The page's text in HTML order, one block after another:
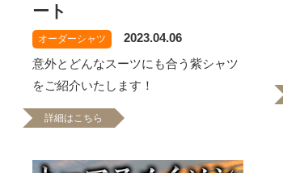
ート
オーダーシャツ
2023.04.06
意外とどんなスーツにも合う紫シャツ
をご紹介いたします！
詳細はこちら